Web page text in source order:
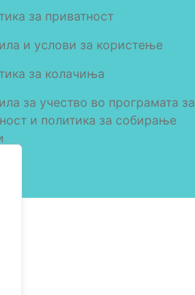
за приватност
и услови за користење
за колачиња
за учество во програмата за
и политика за собирање